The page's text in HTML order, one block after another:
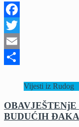
Facebook
Twitter
Email
Vijesti iz Rudog
BUDUĆIH